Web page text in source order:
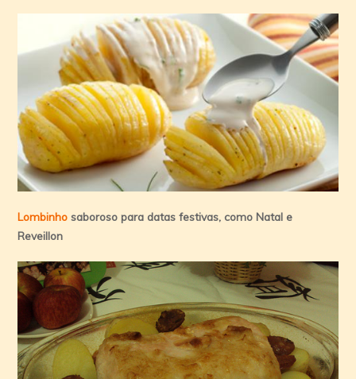
Lombinho saboroso para datas festivas, como Natal e
Reveillon